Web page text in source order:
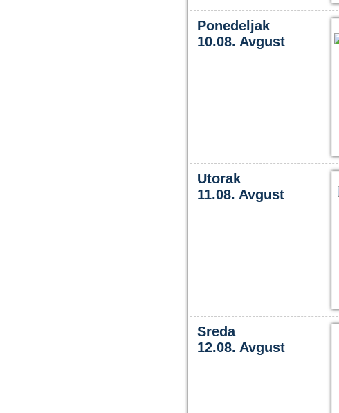
Ponedeljak
10.08. Avgust
Utorak
11.08. Avgust
Sreda
12.08. Avgust